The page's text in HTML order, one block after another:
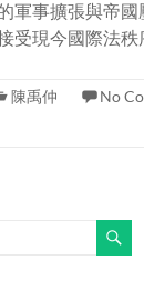
軍事擴張與帝
受現今國際法秩
陳禹仲
No